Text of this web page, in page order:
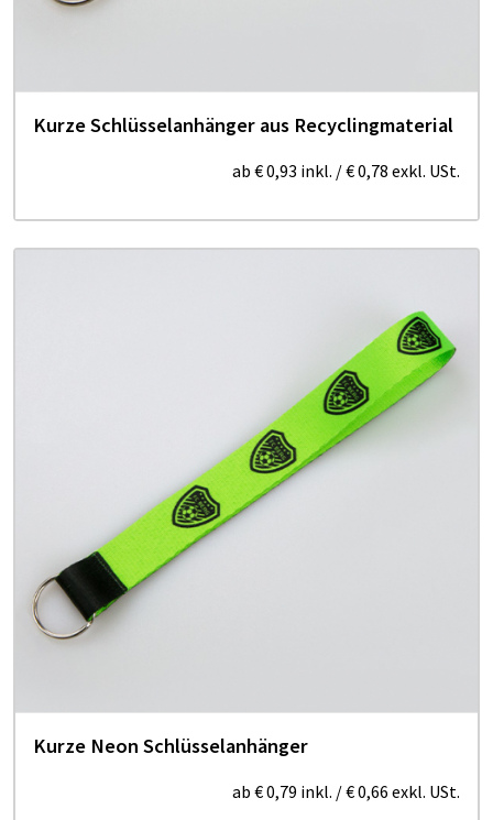
Kurze Schlüsselanhänger aus Recyclingmaterial
ab € 0,93 inkl. /€ 0,78 exkl. USt.
Kurze Neon Schlüsselanhänger
ab € 0,79 inkl. /€ 0,66 exkl. USt.